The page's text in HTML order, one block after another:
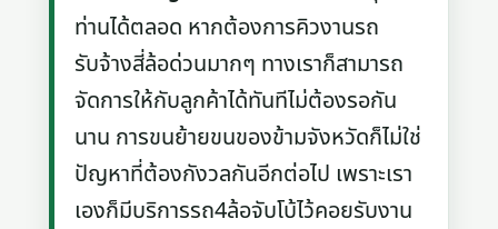
ท่านได้ตลอด หากต้องการคิวงานรถ
รับจ้างสี่ล้อด่วนมากๆ ทางเราก็สามารถ
จัดการให้กับลูกค้าได้ทันทีไม่ต้องรอกัน
นาน การขนย้ายขนของข้ามจังหวัดก็ไม่ใช่
ปัญหาที่ต้องกังวลกันอีกต่อไป เพราะเรา
เองก็มีบริการรถ4ล้อจับโบ้ไว้คอยรับงาน